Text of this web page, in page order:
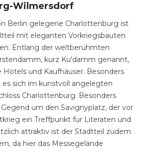
Wilmersdorf
Berlin gelegene Charlottenburg ist
mit eleganten Vorkriegsbauten
Entlang der weltberühmten
kurz Ku'damm genannt,
Hotels und Kaufhäuser. Besonders
es sich im kunstvoll angelegten
Charlottenburg. Besonders
um den Savignyplatz, der vor
ein Treffpunkt für Literaten und
attraktiv ist der Stadtteil zudem
da hier das Messegelände